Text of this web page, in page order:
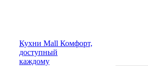
Кухни Mall Комфорт,
доступный
каждому